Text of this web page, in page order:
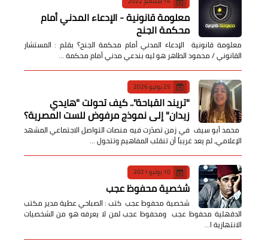
معلومة قانونية - الإدعاء المدني أمام
محكمة الجنح
معلومة قانونية الإدعاء المدني أمام محكمة الجنح؟ بقلم : المستشار
القانوني / محمود الطاهر هو ليه بندعي مدني أمام محكمة …
25 يوليو 2026
​"تريند القباحة".. كيف تحولت "هايدي
زيدان" إلى نموذج مرفوض للست المصرية؟
​ محمد أبو سيف ​في زمن تصدّرت فيه منصات التواصل الاجتماعي المشهد
الإعلامي، لم يعد غريباً أن تنقلب المفاهيم وتتحول …
10 يونيو 2021
شخصية محفوظ عجب
شخصية محفوظ عجب كتب : الصباحي عطية مدير مكتب
الدقهلية محفوظ عجب ومحفوظ عجب لمن لا يعرفه هو من الشخصيات
الانتهازية ا…